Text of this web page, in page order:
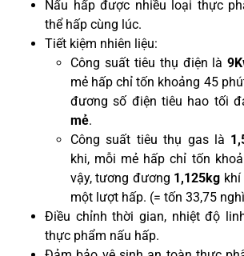
Nấu hấp được nhiều loại thực
thể hấp cùng lúc.
Tiết kiệm nhiên liệu:
Công suất tiêu thụ điện là
mẻ hấp chỉ tốn khoảng 45
đương số điện tiêu hao tối
mẻ.
Công suất tiêu thụ gas là
khi, mỗi mẻ hấp chỉ tốn
vậy, tương đương 1,125kg khí
một lượt hấp. (= tốn 33,75
Điều chỉnh thời gian, nhiệt độ
thực phẩm nấu hấp.